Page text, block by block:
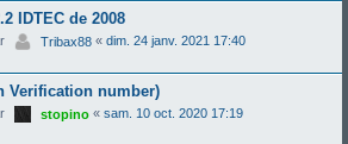
IDTEC de 2008
Tribax88 « dim. 24 janv. 2021 17:40
Verification number)
stopino « sam. 10 oct. 2020 17:19